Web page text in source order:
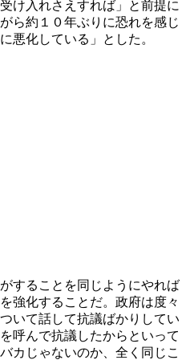
け入れさえすれば」と前提に
ら約１０年ぶりに恐れを感じ
悪化している」とした。
することを同じようにやれば
強化することだ。政府は度々
いて話して抗議ばかりしてい
呼んで抗議したからといって
カじゃないのか、全く同じこ